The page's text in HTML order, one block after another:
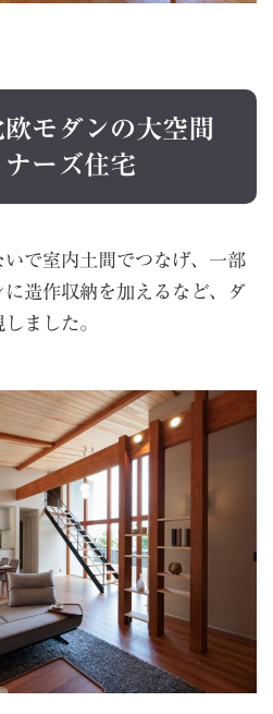
欧モダンの大空間
ーズ住宅
で室内土間でつなげ、一部
造作収納を加えるなど、ダ
ました。